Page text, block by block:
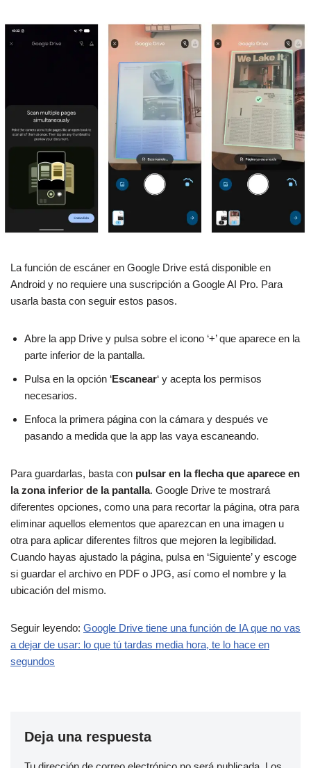
La función de escáner en Google Drive está disponible en
Android y no requiere una suscripción a Google AI Pro. Para
usarla basta con seguir estos pasos.
Abre la app Drive y pulsa sobre el icono ‘+’ que aparece en la
parte inferior de la pantalla.
Pulsa en la opción ‘Escanear‘ y acepta los permisos
necesarios.
Enfoca la primera página con la cámara y después ve
pasando a medida que la app las vaya escaneando.
Para guardarlas, basta con pulsar en la flecha que aparece en
la zona inferior de la pantalla. Google Drive te mostrará
diferentes opciones, como una para recortar la página, otra para
eliminar aquellos elementos que aparezcan en una imagen u
otra para aplicar diferentes filtros que mejoren la legibilidad.
Cuando hayas ajustado la página, pulsa en ‘Siguiente’ y escoge
si guardar el archivo en PDF o JPG, así como el nombre y la
ubicación del mismo.
Seguir leyendo: Google Drive tiene una función de IA que no vas
a dejar de usar: lo que tú tardas media hora, te lo hace en
segundos
Deja una respuesta